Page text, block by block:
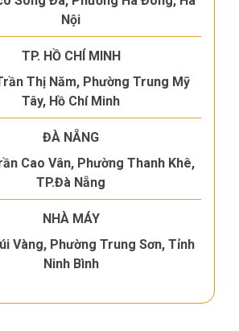
Nội
TP. HỒ CHÍ MINH
Thị Năm, Phường Trung Mỹ
Tây, Hồ Chí Minh
ĐÀ NẴNG
Cao Vân, Phường Thanh Khê,
TP.Đà Nẵng
NHÀ MÁY
Vàng, Phường Trung Sơn, Tỉnh
Ninh Bình